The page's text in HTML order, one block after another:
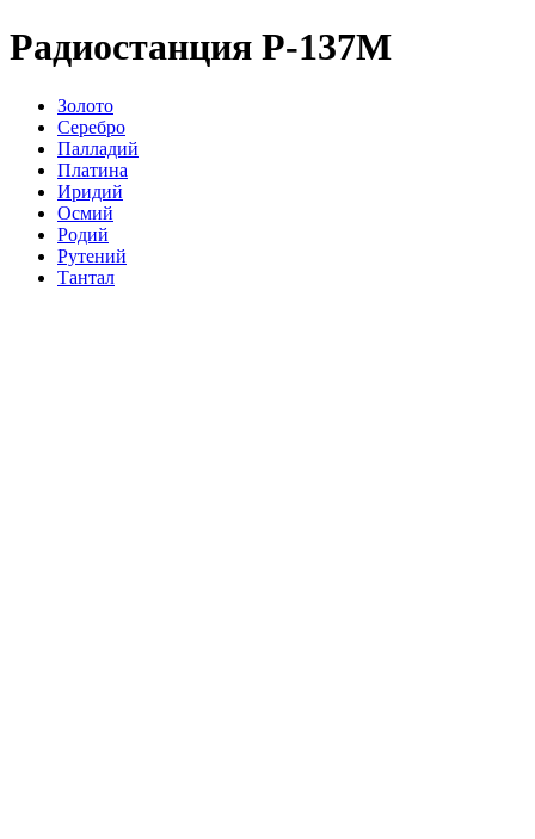
Радиостанция Р-137М
Золото
Серебро
Палладий
Платина
Иридий
Осмий
Родий
Рутений
Тантал